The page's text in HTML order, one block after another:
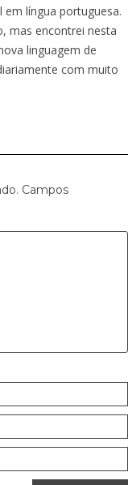
língua portuguesa.
mas encontrei nesta
linguagem de
com muito
Campos